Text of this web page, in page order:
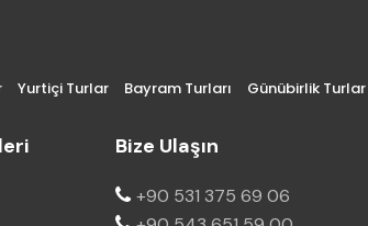
Yurtiçi Turlar Bayram Turları Günübirlik Turlar
Bize Ulaşın
+90 531 375 69 06